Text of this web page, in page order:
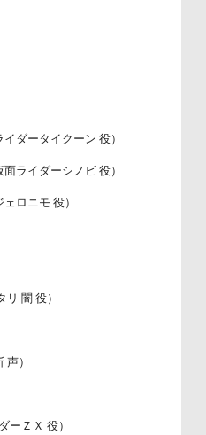
ダータイクーン 役）
ライダーシノビ 役）
ロニモ 役）
闇 役）
）
ーＺＸ 役）